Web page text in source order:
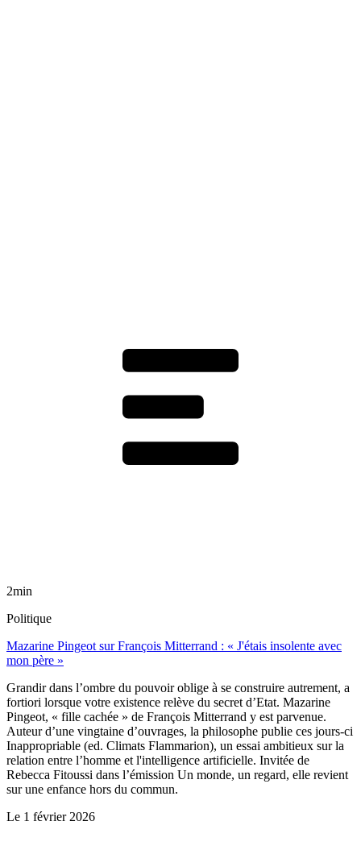
2min
Politique
Mazarine Pingeot sur François Mitterrand : « J'étais insolente avec
mon père »
Grandir dans l’ombre du pouvoir oblige à se construire autrement, a
fortiori lorsque votre existence relève du secret d’Etat. Mazarine
Pingeot, « fille cachée » de François Mitterrand y est parvenue.
Auteur d’une vingtaine d’ouvrages, la philosophe publie ces jours-ci
Inappropriable (ed. Climats Flammarion), un essai ambitieux sur la
relation entre l’homme et l'intelligence artificielle. Invitée de
Rebecca Fitoussi dans l’émission Un monde, un regard, elle revient
sur une enfance hors du commun.
Le 1 février 2026